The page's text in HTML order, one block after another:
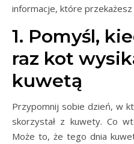
informacje, które
1. Pomyśl,
raz kot
kuwetą
Przypomnij sobie dzień, w
skorzystał z kuwety. Co
Może to, że tego dnia